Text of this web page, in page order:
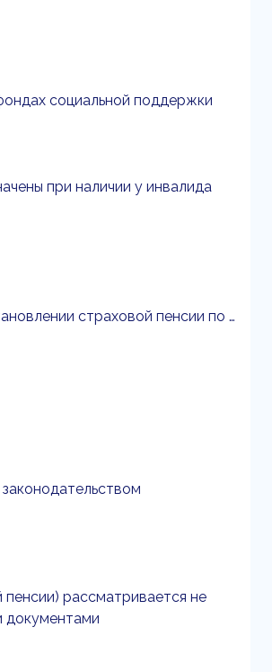
социальной поддержки
при наличии у инвалида
страховой пенсии по …
рассматривается не
документами